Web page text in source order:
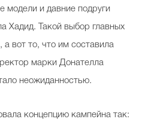
модели и давние подруги
Такой выбор главных
а вот то, что им составила
марки Донателла
неожиданностью.
концепцию кампейна так: